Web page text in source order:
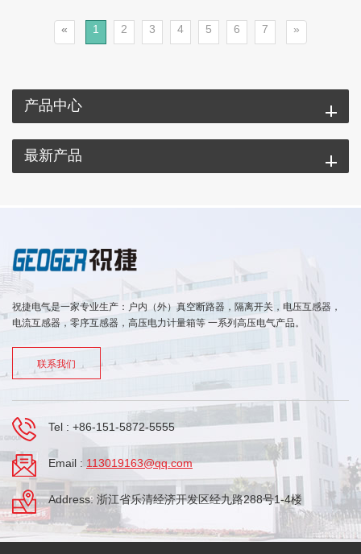
« 1 2 3 4 5 6 7 »
产品中心
最新产品
祝捷电气是一家专业生产：户内（外）真空断路器，隔离开关，电压互感器，
电流互感器，零序互感器，高压电力计量箱等 一系列高压电气产品。
联系我们
Tel : +86-151-5872-5555
Email : 113019163@qq.com
Address: 浙江省乐清经济开发区经九路288号1-4楼